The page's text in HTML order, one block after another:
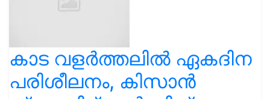
കാട വളര്‍ത്തലിൽ ഏകദിന
പരിശീലനം, കിസാൻ